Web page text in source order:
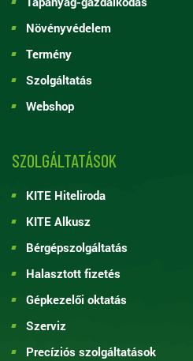
Növényvédelem
Termény
Szolgáltatás
Webshop
SZOLGÁLTATÁSOK
KITE Hiteliroda
KITE Alkusz
Bérgépszolgáltatás
Halasztott fizetés
Gépkezelői oktatás
Szerviz
Precíziós szolgáltatások